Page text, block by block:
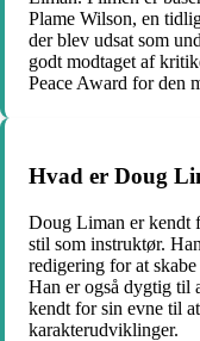
Plame Wilson, en
der blev udsat som
godt modtaget af
Peace Award for den
Hvad er Doug
Doug Liman er kendt
stil som instruktør.
redigering for at
Han er også dygtig til
kendt for sin evne til
karakterudviklinger.